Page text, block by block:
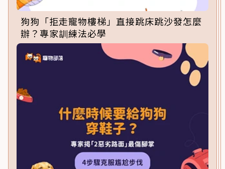
狗狗「拒走寵物樓梯」直接跳床跳沙發怎麼
辦？專家訓練法必學